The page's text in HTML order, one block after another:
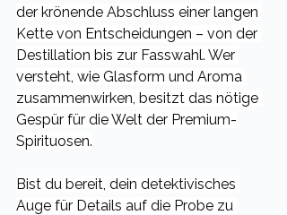
der krönende Abschluss einer langen
Kette von Entscheidungen – von der
Destillation bis zur Fasswahl. Wer
versteht, wie Glasform und Aroma
zusammenwirken, besitzt das nötige
Gespür für die Welt der Premium-
Spirituosen.
Bist du bereit, dein detektivisches
Auge für Details auf die Probe zu